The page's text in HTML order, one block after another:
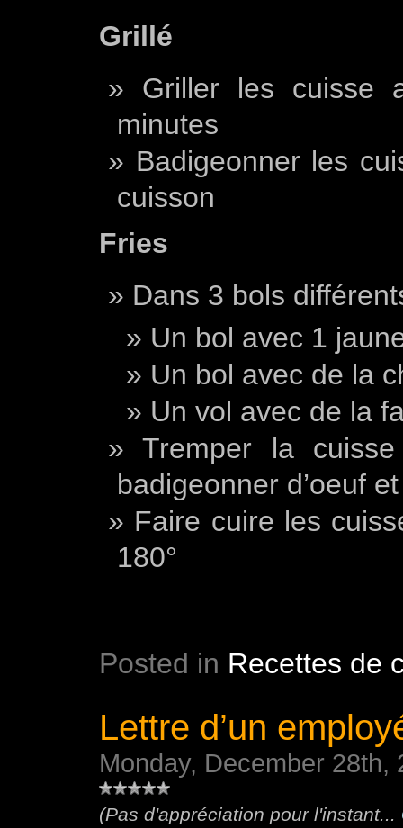
Grillé
Griller les cuisse
minutes
Badigeonner les
cuisson
Fries
Dans 3 bols
Un bol avec 1
Un bol avec de la
Un vol avec de la
Tremper la
badigeonner d’oeuf
Faire cuire les
180°
Posted in Recettes de
Lettre d’un
Monday, December 28th,
(Pas d'appréciation pour l'instant...